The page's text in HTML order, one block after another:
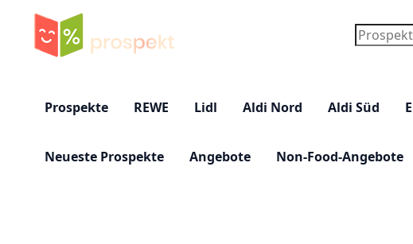
Suchen
Prospekte REWE Lidl Aldi Nord Aldi Süd
Neueste Prospekte Angebote Non-Food-Angebote